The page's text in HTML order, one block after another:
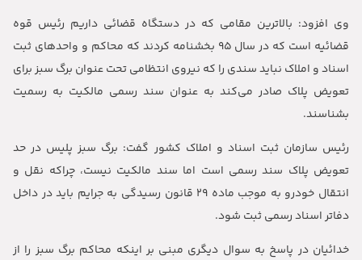
وی افزود: بالاترین مقامی که در دستگاه قضائی داریم رئیس قوه
قضائیه است که در سال ۹۵ بخشنامه کردند که محاکم و واحدهای ثبت
اسناد و املاک نباید سندی را که نیروی انتظامی تحت عنوان برگ سبز برای
تعویض پلاک صادر می‌کند به عنوان سند رسمی مالکیت به رسمیت
بشناسند.
رئیس سازمان ثبت اسناد و املاک کشور گفت: برگ سبز پلیس در حد
تعویض پلاک سند رسمی است اما سند مالکیت نیست، چراکه نقل و
انتقال خودرو به موجب ماده ۲۹ قانون رسیدگی به جرایم باید در داخل
دفاتر اسناد رسمی ثبت شود.
خدائیان در پاسخ به سوال دیگری مبنی بر اینکه محاکم برگ سبز را از